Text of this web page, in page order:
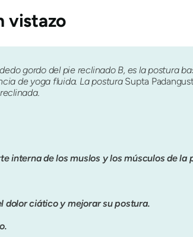
vistazo
gordo del pie reclinado B, es la postura
de yoga fluida. La postura Supta
interna de los muslos y los músculos de la
dolor ciático y mejorar su postura.